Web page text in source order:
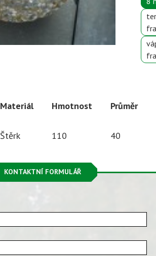
Materiál Hmotnost Průměr
Štěrk 110 40
KONTAKTNÍ FORMULÁŘ